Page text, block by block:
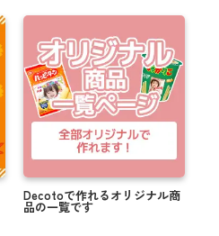
Decotoで作れるオリジナル商
品の一覧です